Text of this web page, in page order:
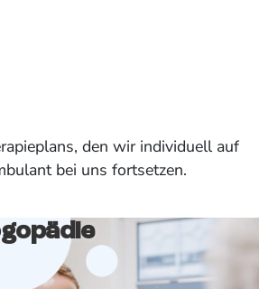
den wir individuell auf
bei uns fortsetzen.